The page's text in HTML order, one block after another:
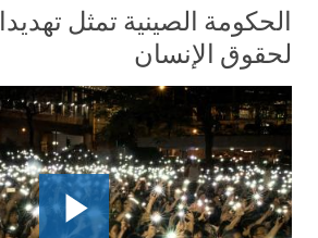
الحكومة الصينية تمثل
لحقوق الإنسان